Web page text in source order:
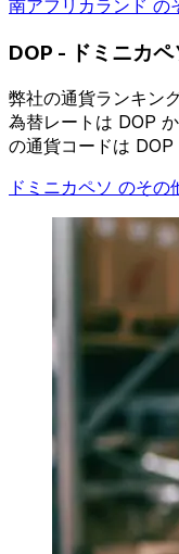
南アフリカランド の
DOP - ドミニカペ
弊社の通貨ランキン
為替レートは DOP
の通貨コードは DOP
ドミニカペソ のその